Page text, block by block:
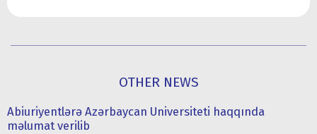
OTHER NEWS
Abiuriyentlərə Azərbaycan Universiteti haqqında
məlumat verilib